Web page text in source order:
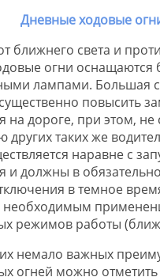
ближнего света и
огни
лампами. Большая
повысить
на дороге, при этом, не
других таких же
наравне с
и должны в
в темное
необходимым
режимов работы
немало важных
огней можно